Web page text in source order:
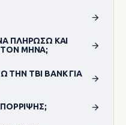
ΠΛΗΡΏΣΩ ΚΑΙ
ΜΉΝΑ;
TBI BANK ΓΙΑ